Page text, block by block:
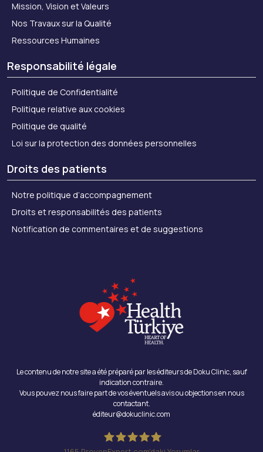
Mission, Vision et Valeurs
Nos Travaux sur la Qualité
Ressources Humaines
Responsabilité légale
Politique de Confidentialité
Politique relative aux cookies
Politique de qualité
Loi sur la protection des données personnelles
Droits des patients
Notre politique d’accompagnement
Droits et responsabilités des patients
Notification de commentaires et de suggestions
Le contenu de notre site a été préparé par les éditeurs de Doku Clinic, sauf
indication contraire.
Vous pouvez nous faire part de vos éventuels avis ou objections en nous
contactant.
éditeur@dokuclinic.com